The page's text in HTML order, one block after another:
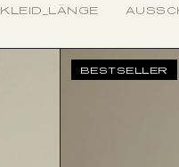
KLEID_LÄNGE
BESTSELLER